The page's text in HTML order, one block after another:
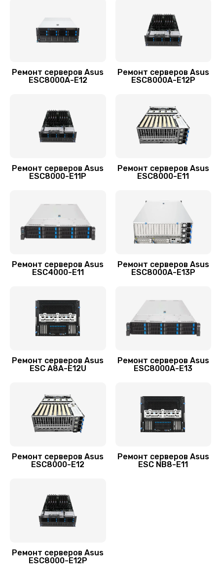
Ремонт материнской платы
Заказать
2560 руб.
Установка/Настройка RAID-массива, SCSI
контроллера
1440 руб.
Восстановление загрузчика BIOS
Ремонт серверов Asus
ESC8000A-E12
Ремонт серверов Asus
ESC8000A-E12P
Ремонт серверов Asus
ESC8000-E11P
Ремонт серверов Asus
ESC8000-E11
Ремонт серверов Asus
ESC4000-E11
Ремонт серверов Asus
ESC8000A-E13P
Ремонт серверов Asus
ESC A8A-E12U
Ремонт серверов Asus
ESC8000A-E13
Ремонт серверов Asus
ESC8000-E12
Ремонт серверов Asus
ESC NB8-E11
Ремонт серверов Asus
ESC8000-E12P